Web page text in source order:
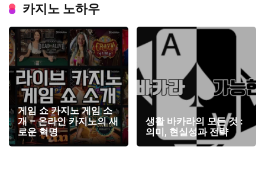
카지노 노하우
게임 쇼 카지노 게임 소
개 – 온라인 카지노의 새
로운 혁명
생활 바카라의 모든 것 :
의미, 현실성과 전략